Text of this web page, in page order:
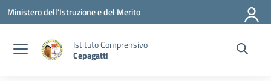
Vai ai contenuti
Vai al menu di navigazione
Vai al footer
Ministero dell'Istruzione e del Merito
Istituto Comprensivo
Cepagatti